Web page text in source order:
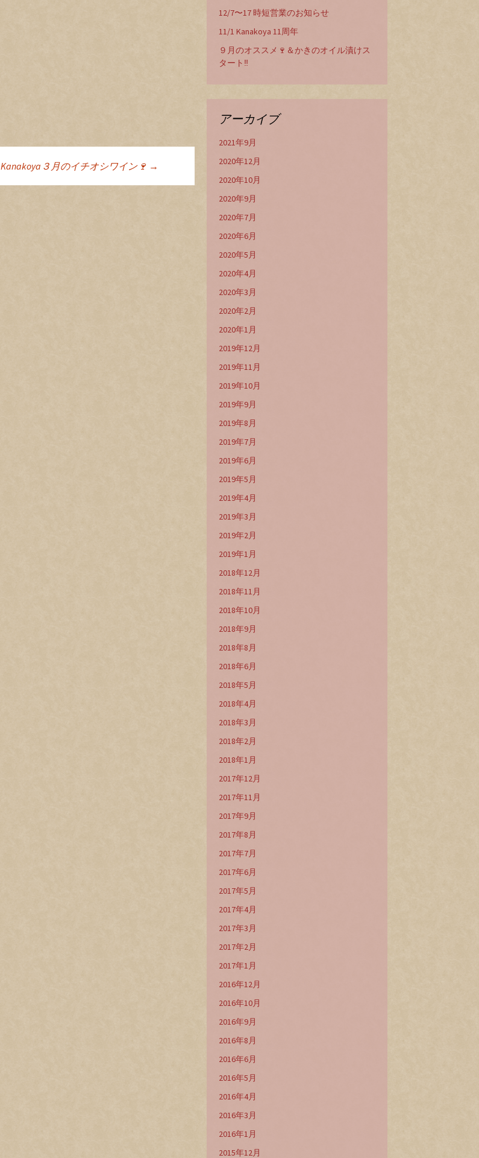
Kanakoya３月のイチオシワイン🍷 →
12/7〜17 時短営業のお知らせ
11/1 Kanakoya 11周年
９月のオススメ🍷＆かきのオイル漬けス
タート‼️
アーカイブ
2021年9月
2020年12月
2020年10月
2020年9月
2020年7月
2020年6月
2020年5月
2020年4月
2020年3月
2020年2月
2020年1月
2019年12月
2019年11月
2019年10月
2019年9月
2019年8月
2019年7月
2019年6月
2019年5月
2019年4月
2019年3月
2019年2月
2019年1月
2018年12月
2018年11月
2018年10月
2018年9月
2018年8月
2018年6月
2018年5月
2018年4月
2018年3月
2018年2月
2018年1月
2017年12月
2017年11月
2017年9月
2017年8月
2017年7月
2017年6月
2017年5月
2017年4月
2017年3月
2017年2月
2017年1月
2016年12月
2016年10月
2016年9月
2016年8月
2016年6月
2016年5月
2016年4月
2016年3月
2016年1月
2015年12月